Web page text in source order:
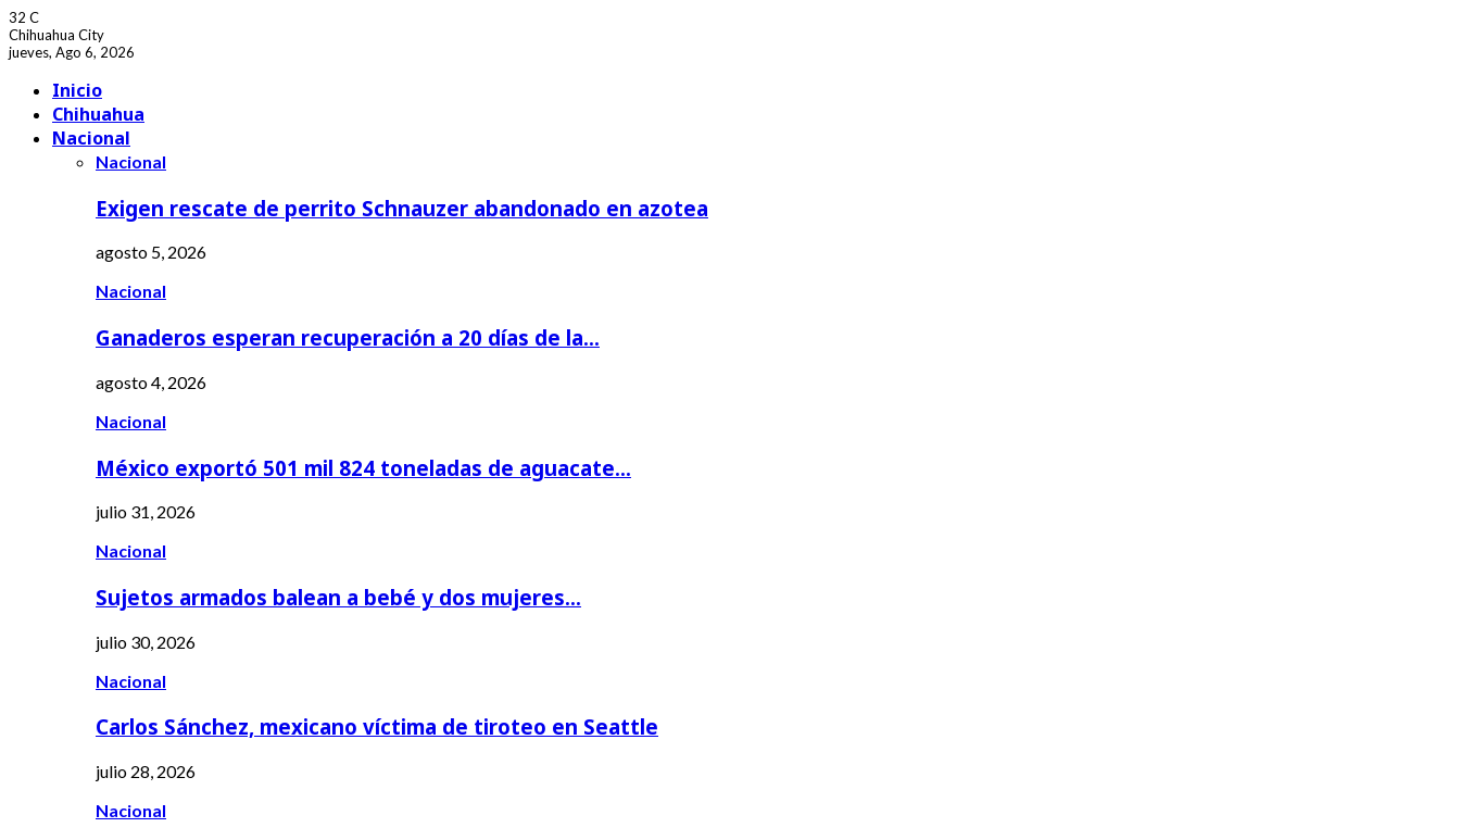
32 C
Chihuahua City
jueves, Ago 6, 2026
Inicio
Chihuahua
Nacional
Nacional
Exigen rescate de perrito Schnauzer abandonado en azotea
agosto 5, 2026
Nacional
Ganaderos esperan recuperación a 20 días de la…
agosto 4, 2026
Nacional
México exportó 501 mil 824 toneladas de aguacate…
julio 31, 2026
Nacional
Sujetos armados balean a bebé y dos mujeres…
julio 30, 2026
Nacional
Carlos Sánchez, mexicano víctima de tiroteo en Seattle
julio 28, 2026
Nacional